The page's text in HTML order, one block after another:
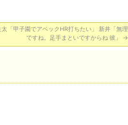
太「甲子園でアベックHR打ちたい」 新井「無理
ですね。足手まといですからね 彼」 →